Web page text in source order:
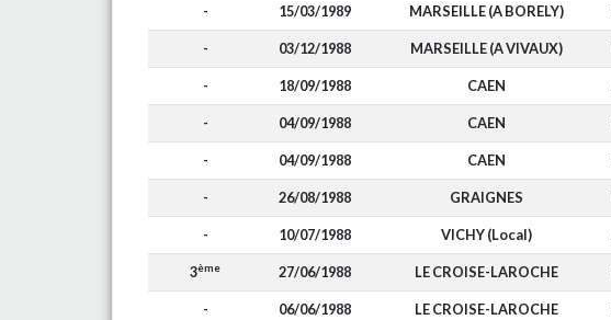
- 15/03/1989 MARSEILLE (A BORELY)
- 03/12/1988 MARSEILLE (A VIVAUX)
- 18/09/1988 CAEN
- 04/09/1988 CAEN
- 04/09/1988 CAEN
- 26/08/1988 GRAIGNES
- 10/07/1988 VICHY (Local)
3ème 27/06/1988 LE CROISE-LAROCHE
- 06/06/1988 LE CROISE-LAROCHE